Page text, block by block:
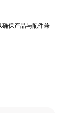
确保产品与配件兼